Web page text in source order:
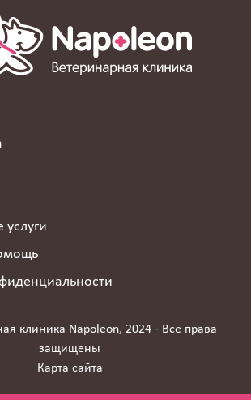
услуги
клиника Napoleon, 2024 - Все права
защищены
Карта сайта